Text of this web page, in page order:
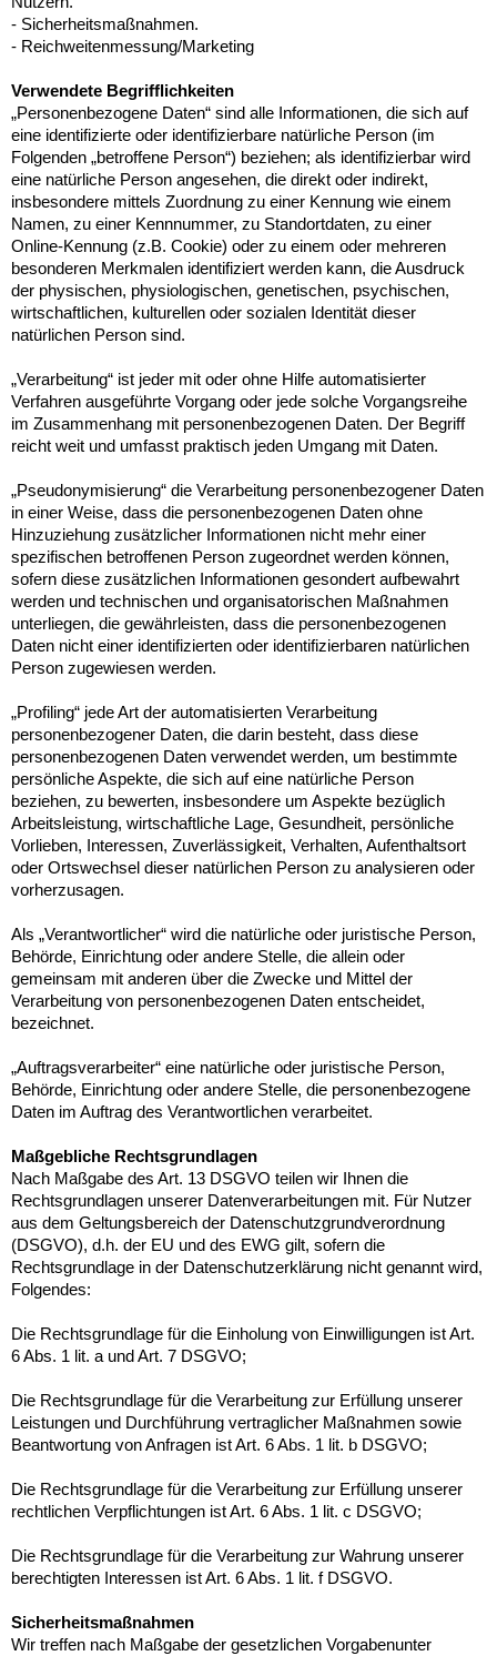
- Sicherheitsmaßnahmen.
- Reichweitenmessung/Marketing
Verwendete Begrifflichkeiten
„Personenbezogene Daten“ sind alle Informationen, die sich auf
eine identifizierte oder identifizierbare natürliche Person (im
Folgenden „betroffene Person“) beziehen; als identifizierbar wird
eine natürliche Person angesehen, die direkt oder indirekt,
insbesondere mittels Zuordnung zu einer Kennung wie einem
Namen, zu einer Kennnummer, zu Standortdaten, zu einer
Online-Kennung (z.B. Cookie) oder zu einem oder mehreren
besonderen Merkmalen identifiziert werden kann, die Ausdruck
der physischen, physiologischen, genetischen, psychischen,
wirtschaftlichen, kulturellen oder sozialen Identität dieser
natürlichen Person sind.
„Verarbeitung“ ist jeder mit oder ohne Hilfe automatisierter
Verfahren ausgeführte Vorgang oder jede solche Vorgangsreihe
im Zusammenhang mit personenbezogenen Daten. Der Begriff
reicht weit und umfasst praktisch jeden Umgang mit Daten.
„Pseudonymisierung“ die Verarbeitung personenbezogener Daten
in einer Weise, dass die personenbezogenen Daten ohne
Hinzuziehung zusätzlicher Informationen nicht mehr einer
spezifischen betroffenen Person zugeordnet werden können,
sofern diese zusätzlichen Informationen gesondert aufbewahrt
werden und technischen und organisatorischen Maßnahmen
unterliegen, die gewährleisten, dass die personenbezogenen
Daten nicht einer identifizierten oder identifizierbaren natürlichen
Person zugewiesen werden.
„Profiling“ jede Art der automatisierten Verarbeitung
personenbezogener Daten, die darin besteht, dass diese
personenbezogenen Daten verwendet werden, um bestimmte
persönliche Aspekte, die sich auf eine natürliche Person
beziehen, zu bewerten, insbesondere um Aspekte bezüglich
Arbeitsleistung, wirtschaftliche Lage, Gesundheit, persönliche
Vorlieben, Interessen, Zuverlässigkeit, Verhalten, Aufenthaltsort
oder Ortswechsel dieser natürlichen Person zu analysieren oder
vorherzusagen.
Als „Verantwortlicher“ wird die natürliche oder juristische Person,
Behörde, Einrichtung oder andere Stelle, die allein oder
gemeinsam mit anderen über die Zwecke und Mittel der
Verarbeitung von personenbezogenen Daten entscheidet,
bezeichnet.
„Auftragsverarbeiter“ eine natürliche oder juristische Person,
Behörde, Einrichtung oder andere Stelle, die personenbezogene
Daten im Auftrag des Verantwortlichen verarbeitet.
Maßgebliche Rechtsgrundlagen
Nach Maßgabe des Art. 13 DSGVO teilen wir Ihnen die
Rechtsgrundlagen unserer Datenverarbeitungen mit. Für Nutzer
aus dem Geltungsbereich der Datenschutzgrundverordnung
(DSGVO), d.h. der EU und des EWG gilt, sofern die
Rechtsgrundlage in der Datenschutzerklärung nicht genannt wird,
Folgendes:
Die Rechtsgrundlage für die Einholung von Einwilligungen ist Art.
6 Abs. 1 lit. a und Art. 7 DSGVO;
Die Rechtsgrundlage für die Verarbeitung zur Erfüllung unserer
Leistungen und Durchführung vertraglicher Maßnahmen sowie
Beantwortung von Anfragen ist Art. 6 Abs. 1 lit. b DSGVO;
Die Rechtsgrundlage für die Verarbeitung zur Erfüllung unserer
rechtlichen Verpflichtungen ist Art. 6 Abs. 1 lit. c DSGVO;
Die Rechtsgrundlage für die Verarbeitung zur Wahrung unserer
berechtigten Interessen ist Art. 6 Abs. 1 lit. f DSGVO.
Sicherheitsmaßnahmen
Wir treffen nach Maßgabe der gesetzlichen Vorgabenunter